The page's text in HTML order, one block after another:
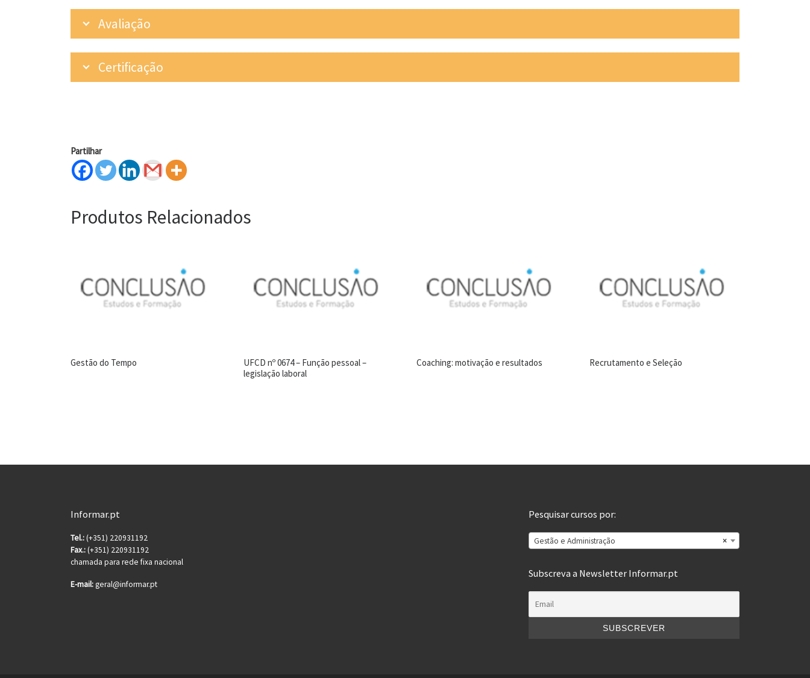
Avaliação
Certificação
Partilhar
Produtos Relacionados
Gestão do Tempo
UFCD nº 0674 – Função pessoal –
legislação laboral
Coaching: motivação e resultados Recrutamento e Seleção
Informar.pt
Tel.:(+351) 220931192
Fax.:(+351) 220931192
chamada para rede fixa nacional
E-mail:geral@informar.pt
Pesquisar cursos por:
×
Gestão e Administração
Subscreva a Newsletter Informar.pt